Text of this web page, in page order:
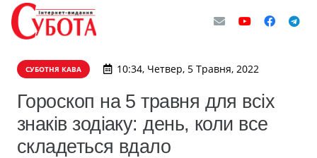
СУБОТНЯ КАВА 10:34, Четвер, 5 Травня, 2022
Гороскоп на 5 травня для всіх
знаків зодіаку: день, коли все
складеться вдало